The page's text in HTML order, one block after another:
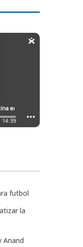
futbol
la
Anand